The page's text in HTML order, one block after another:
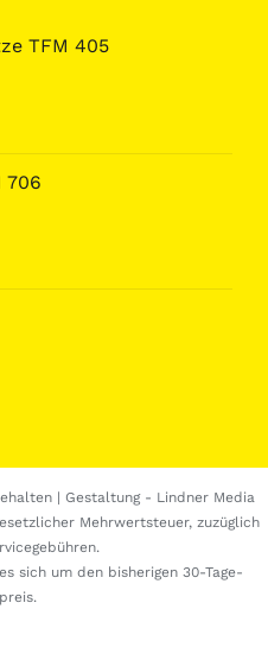
TFM 405
706
| Gestaltung - Lindner Media
Mehrwertsteuer, zuzüglich
sich um den bisherigen 30-Tage-